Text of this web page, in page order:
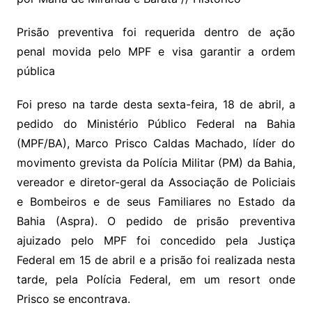
Prisão preventiva foi requerida dentro de ação
penal movida pelo MPF e visa garantir a ordem
pública
Foi preso na tarde desta sexta-feira, 18 de abril, a
pedido do Ministério Público Federal na Bahia
(MPF/BA), Marco Prisco Caldas Machado, líder do
movimento grevista da Polícia Militar (PM) da Bahia,
vereador e diretor-geral da Associação de Policiais
e Bombeiros e de seus Familiares no Estado da
Bahia (Aspra). O pedido de prisão preventiva
ajuizado pelo MPF foi concedido pela Justiça
Federal em 15 de abril e a prisão foi realizada nesta
tarde, pela Polícia Federal, em um resort onde
Prisco se encontrava.